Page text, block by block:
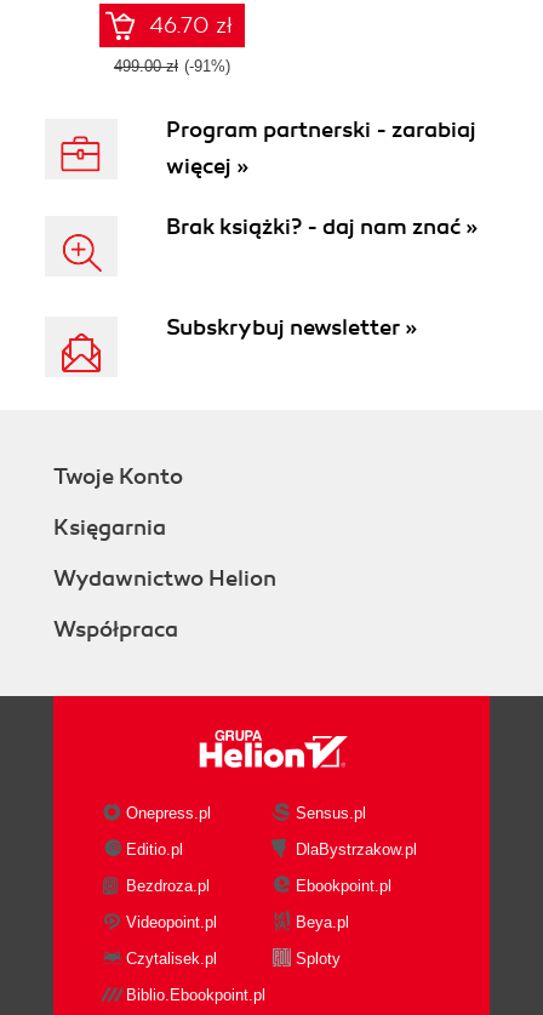
46.70 zł
499.00 zł (-91%)
Program partnerski - zarabiaj
więcej »
Brak książki? - daj nam znać »
Subskrybuj newsletter »
Twoje Konto
Księgarnia
Wydawnictwo Helion
Współpraca
Onepress.pl
Sensus.pl
Editio.pl
DlaBystrzakow.pl
Bezdroza.pl
Ebookpoint.pl
Videopoint.pl
Beya.pl
Czytalisek.pl
Sploty
Biblio.Ebookpoint.pl